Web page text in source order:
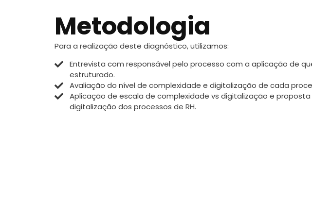
Metodologia
Para a realização deste diagnóstico, utilizamos:
Entrevista com responsável pelo processo com a aplicação de
estruturado.
Avaliação do nível de complexidade e digitalização de cada
Aplicação de escala de complexidade vs digitalização e
digitalização dos processos de RH.